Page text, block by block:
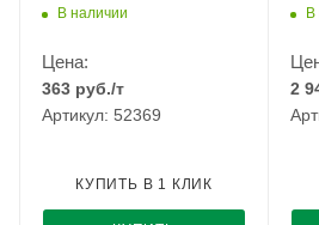
В наличии
Цена:
363 руб./т
Артикул: 52369
КУПИТЬ В 1 КЛИК
В
2